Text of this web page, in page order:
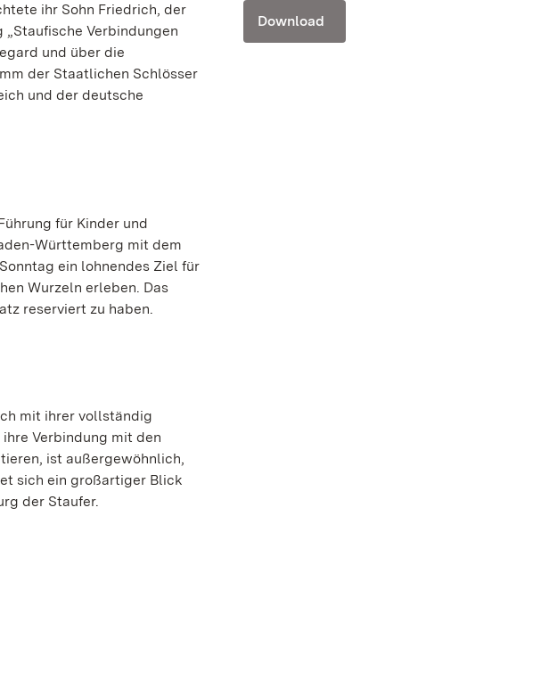
ihr Sohn Friedrich, der
Verbindungen
und über die
der Staatlichen Schlösser
und der deutsche
für Kinder und
Württemberg mit dem
ein lohnendes Ziel für
Wurzeln erleben. Das
reserviert zu haben.
mit ihrer vollständig
Verbindung mit den
ist außergewöhnlich,
sich ein großartiger Blick
der Staufer.
Download